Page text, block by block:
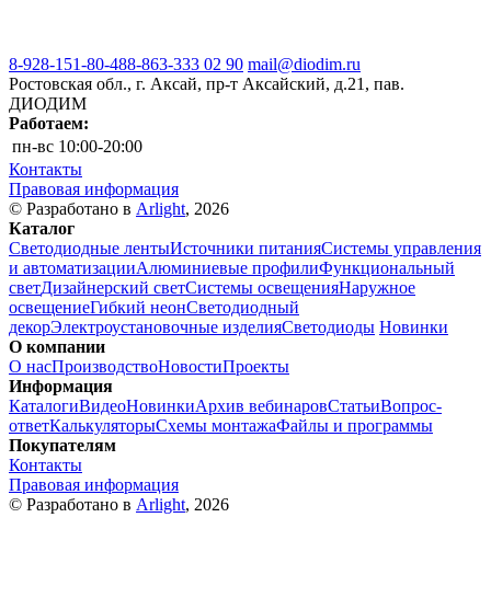
8-928-151-80-488-863-333 02 90 mail@diodim.ru
Ростовская обл., г. Аксай, пр-т Аксайский, д.21, пав.
ДИОДИМ
Работаем:
пн-вс 10:00-20:00
Контакты
Правовая информация
© Разработано в Arlight, 2026
Каталог
Светодиодные лентыИсточники питанияСистемы управления
и автоматизацииАлюминиевые профилиФункциональный
светДизайнерский светСистемы освещенияНаружное
освещениеГибкий неонСветодиодный
декорЭлектроустановочные изделияСветодиоды Новинки
О компании
О насПроизводствоНовостиПроекты
Информация
КаталогиВидеоНовинкиАрхив вебинаровСтатьиВопрос-
ответКалькуляторыСхемы монтажаФайлы и программы
Покупателям
Контакты
Правовая информация
© Разработано в Arlight, 2026